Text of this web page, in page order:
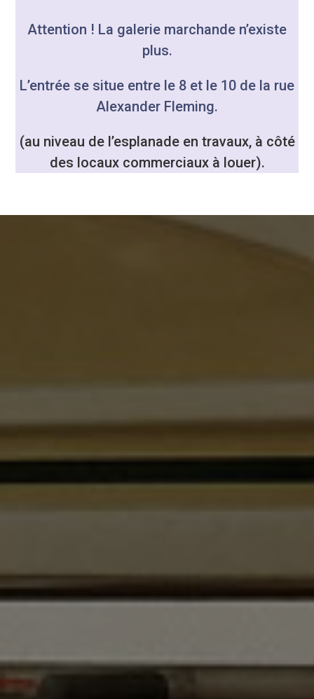
Attention ! La galerie marchande n’existe
plus.
L’entrée se situe entre le 8 et le 10 de la rue
Alexander Fleming.
(au niveau de l’esplanade en travaux, à côté
des locaux commerciaux à louer).